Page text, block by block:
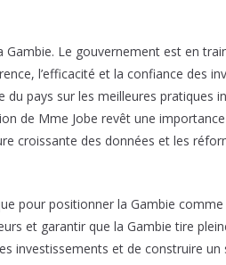
Le gouvernement est en
l’efficacité et la confiance des
pays sur les meilleures pratiques
de Mme Jobe revêt une
croissante des données et les
pour positionner la Gambie
et garantir que la Gambie tire
investissements et de construire